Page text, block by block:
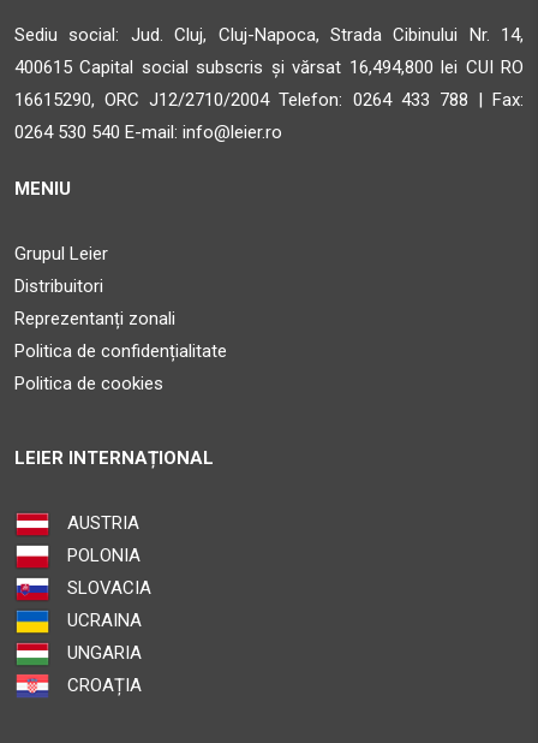
Sediu social: Jud. Cluj, Cluj-Napoca, Strada Cibinului Nr. 14,
400615 Capital social subscris și vărsat 16,494,800 lei CUI RO
16615290, ORC J12/2710/2004 Telefon: 0264 433 788 | Fax:
0264 530 540 E-mail: info@leier.ro
MENIU
Grupul Leier
Distribuitori
Reprezentanți zonali
Politica de confidențialitate
Politica de cookies
LEIER INTERNAȚIONAL
AUSTRIA
POLONIA
SLOVACIA
UCRAINA
UNGARIA
CROAȚIA